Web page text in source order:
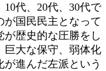
代、20代、30代で
が国民民主となって
歴史的な圧勝をし
巨大な保守、弱体化
が進んだ左派という